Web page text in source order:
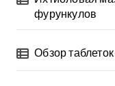
фурункулов
Обзор